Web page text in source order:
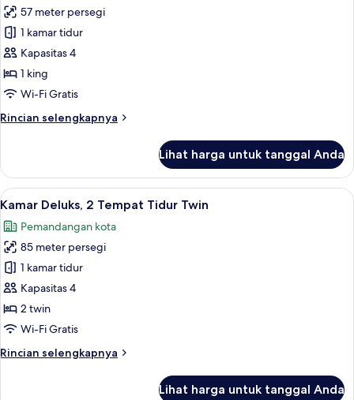
King
untuk
Kamar
Deluks,
1
Tempat
King
57 meter persegi
1 kamar tidur
Kapasitas 4
1 king
Wi-Fi Gratis
Rincian selengkapnya
Rincian
Kamar
Deluks,
1
Tidur
King
(Monas
View)
Lihat harga untuk tanggal Anda
Lihat
semua
foto
untuk
Kamar
Deluks,
2
Tempat
Twin
Kamar Deluks, 2 Tempat Tidur Twin
7
Kamar Deluks, 2 Tempat Tidur Twin
Pemandangan kota
85 meter persegi
1 kamar tidur
Kapasitas 4
2 twin
Wi-Fi Gratis
Rincian selengkapnya
Rincian
Lihat harga untuk tanggal Anda